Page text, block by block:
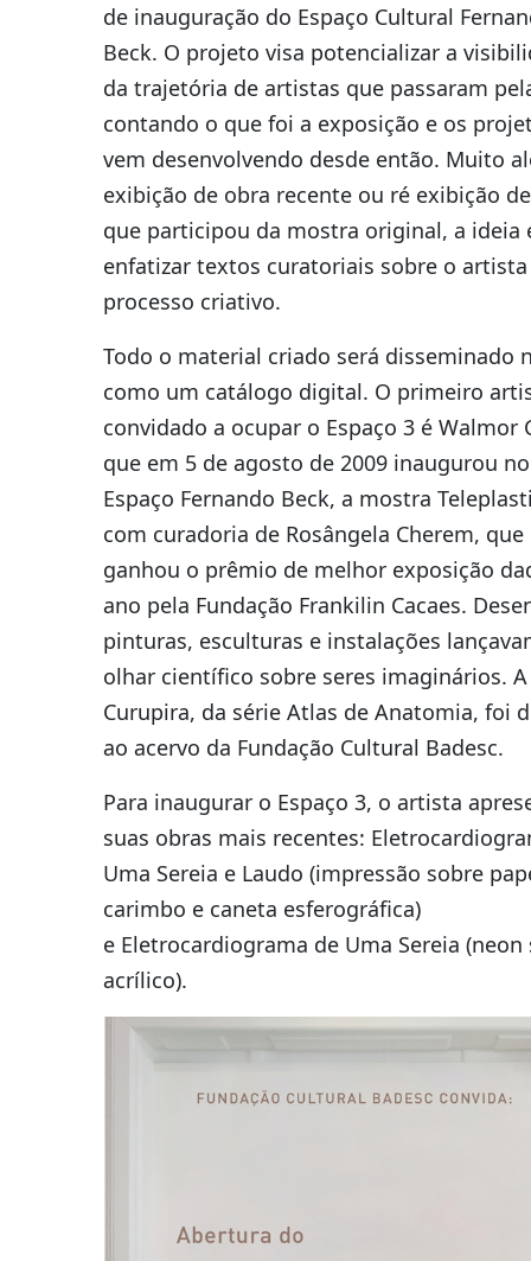
de inauguração do Espaço Cultural
Beck. O projeto visa potencializar a
da trajetória de artistas que passaram
contando o que foi a exposição e os
vem desenvolvendo desde então. Muito
exibição de obra recente ou ré exibição
que participou da mostra original, a ideia
enfatizar textos curatoriais sobre o artista
processo criativo.
Todo o material criado será disseminado
como um catálogo digital. O primeiro
convidado a ocupar o Espaço 3 é Walmor
que em 5 de agosto de 2009 inaugurou no
Espaço Fernando Beck, a mostra
com curadoria de Rosângela Cherem, que
ganhou o prêmio de melhor exposição
ano pela Fundação Frankilin Cacaes.
pinturas, esculturas e instalações
olhar científico sobre seres imaginários.
Curupira, da série Atlas de Anatomia, foi
ao acervo da Fundação Cultural Badesc.
Para inaugurar o Espaço 3, o artista
suas obras mais recentes:
Uma Sereia e Laudo (impressão sobre
carimbo e caneta esferográfica)
e Eletrocardiograma de Uma Sereia (neon
acrílico).